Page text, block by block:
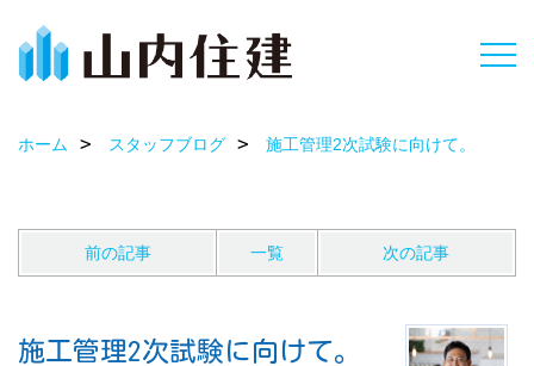
ホーム スタッフブログ 施工管理2次試験に向けて。
前の記事 一覧 次の記事
施工管理2次試験に向けて。